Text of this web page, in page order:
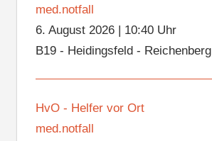
med.notfall
6. August 2026| 10:40 Uhr
B19 - Heidingsfeld - Reichenberg
HvO - Helfer vor Ort
med.notfall